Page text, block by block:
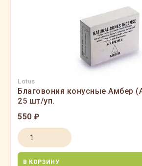
Lotus
Благовония конусные Амбер
25 шт/уп.
550 ₽
В КОРЗИНУ